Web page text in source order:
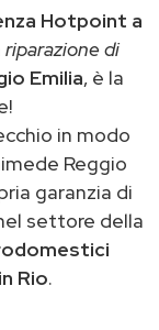
Hotpoint a
riparazione di
Emilia, è la
in modo
Reggio
garanzia di
settore della
Rio.